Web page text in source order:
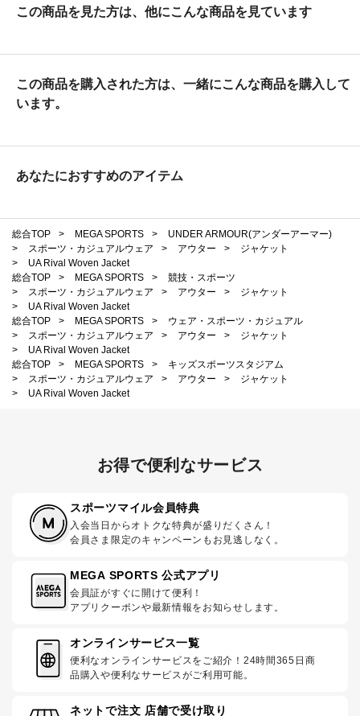
この商品を見た方は、他にこんな商品を見ています
この商品を購入された方は、一緒にこんな商品を購入して
います。
あなたにおすすめのアイテム
総合TOP > MEGA SPORTS >
UNDER ARMOUR(アンダーアーマー)
>
スポーツ・カジュアルウェア > アウター >
ジャケット
>
UA Rival Woven Jacket
総合TOP
> MEGA SPORTS >
競技・スポーツ
>
スポーツ・カジュアルウェア > アウター >
ジャケット
>
UA Rival Woven Jacket
総合TOP
> MEGA SPORTS >
ウェア・スポーツ・カジュアル
>
スポーツ・カジュアルウェア > アウター >
ジャケット
>
UA Rival Woven Jacket
総合TOP
> MEGA SPORTS >
キッズスポーツスタジアム
>
スポーツ・カジュアルウェア > アウター >
ジャケット
>
UA Rival Woven Jacket
お得で便利なサービス
スポーツマイル会員特典
入会当日からオトクな特典が盛りだくさん！
会員さま限定のキャンペーンもお見逃しなく。
MEGA SPORTS 公式アプリ
会員証がすぐに開けて便利！
アプリクーポンや最新情報をお知らせします。
オンラインサービス一覧
便利なオンラインサービスをご紹介！24時間365日商
品購入や便利なサービスがご利用可能。
ネットで注文 店舗で受け取り